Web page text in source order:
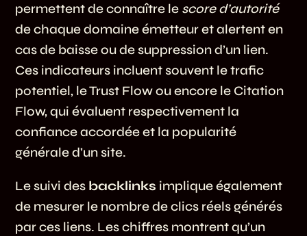
permettent de connaître le score d’autorité
de chaque domaine émetteur et alertent en
cas de baisse ou de suppression d’un lien.
Ces indicateurs incluent souvent le trafic
potentiel, le Trust Flow ou encore le Citation
Flow, qui évaluent respectivement la
confiance accordée et la popularité
générale d’un site.
Le suivi des backlinks implique également
de mesurer le nombre de clics réels générés
par ces liens. Les chiffres montrent qu’un